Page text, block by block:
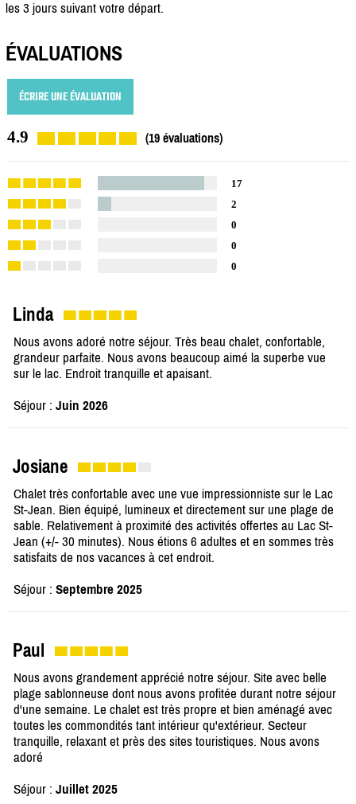
les 3 jours suivant votre départ.
ÉVALUATIONS
ÉCRIRE UNE ÉVALUATION
4.9 (19 évaluations)
17
2
0
0
0
Linda
Nous avons adoré notre séjour. Très beau chalet, confortable,
grandeur parfaite. Nous avons beaucoup aimé la superbe vue
sur le lac. Endroit tranquille et apaisant.
Séjour : Juin 2026
Josiane
Chalet très confortable avec une vue impressionniste sur le Lac
St-Jean. Bien équipé, lumineux et directement sur une plage de
sable. Relativement à proximité des activités offertes au Lac St-
Jean (+/- 30 minutes). Nous étions 6 adultes et en sommes très
satisfaits de nos vacances à cet endroit.
Séjour : Septembre 2025
Paul
Nous avons grandement apprécié notre séjour. Site avec belle
plage sablonneuse dont nous avons profitée durant notre séjour
d'une semaine. Le chalet est très propre et bien aménagé avec
toutes les commondités tant intérieur qu'extérieur. Secteur
tranquille, relaxant et près des sites touristiques. Nous avons
adoré
Séjour : Juillet 2025